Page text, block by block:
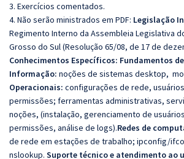
3. Exercícios comentados.
4. Não serão ministrados em PDF: Legislação
Regimento Interno da Assembleia Legislativa
Grosso do Sul (Resolução 65/08, de 17 de
Conhecimentos Específicos: Fundamentos
Informação: noções de sistemas desktop,
Operacionais: configurações de rede,
permissões; ferramentas administrativas,
noções, (instalação, gerenciamento de
permissões, análise de logs).Redes de
de rede em estações de trabalho; ipconfig/
nslookup. Suporte técnico e atendimento ao